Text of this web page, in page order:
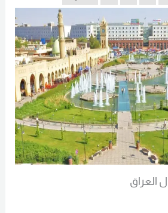
العراق